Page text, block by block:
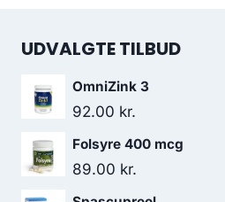
UDVALGTE TILBUD
OmniZink 3
92.00 kr.
Folsyre 400 mcg
89.00 kr.